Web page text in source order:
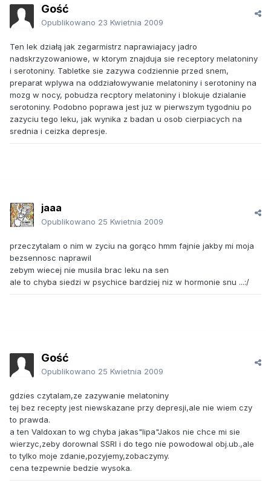
Gość
Opublikowano 23 Kwietnia 2009
Ten lek działą jak zegarmistrz naprawiajacy jadro
nadskrzyzowaniowe, w ktorym znajduja sie receptory melatoniny
i serotoniny. Tabletke sie zazywa codziennie przed snem,
preparat wplywa na oddziałowywanie melatoniny i serotoniny na
mozg w nocy, pobudza recptory melatoniny i blokuje dzialanie
serotoniny. Podobno poprawa jest juz w pierwszym tygodniu po
zazyciu tego leku, jak wynika z badan u osob cierpiacych na
srednia i ceizka depresje.
jaaa
Opublikowano 25 Kwietnia 2009
przeczytalam o nim w zyciu na gorąco hmm fajnie jakby mi moja
bezsennosc naprawil
zebym wiecej nie musila brac leku na sen
ale to chyba siedzi w psychice bardziej niz w hormonie snu ...:/
Gość
Opublikowano 25 Kwietnia 2009
gdzies czytalam,ze zazywanie melatoniny
tej bez recepty jest niewskazane przy depresji,ale nie wiem czy
to prawda.
a ten Valdoxan to wg chyba jakas"lipa"Jakos nie chce mi sie
wierzyc,zeby dorownal SSRI i do tego nie powodowal obj.ub.,ale
to tylko moje zdanie,pozyjemy,zobaczymy.
cena tezpewnie bedzie wysoka.